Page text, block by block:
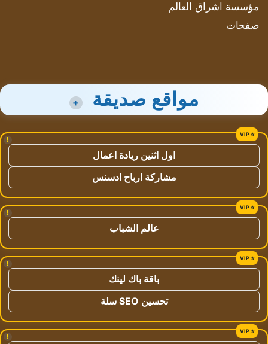
مؤسسة اشراق العالم
صفحات
مواقع صديقة +
!
اول اثنين ريادة اعمال
مشاركة ارباح ادسنس
!
عالم الشباب
!
باقة باك لينك
تحسين SEO سلة
!